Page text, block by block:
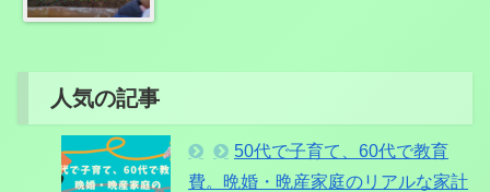
人気の記事
50代で子育て、60代で教育
費。晩婚・晩産家庭のリアルな家計